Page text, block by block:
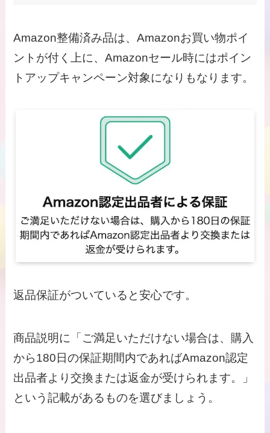
Amazon整備済み品は、Amazonお買い物ポイ
ントが付く上に、Amazonセール時にはポイン
トアップキャンペーン対象になりもなります。
返品保証がついていると安心です。
商品説明に「ご満足いただけない場合は、購入
から180日の保証期間内であればAmazon認定
出品者より交換または返金が受けられます。」
という記載があるものを選びましょう。